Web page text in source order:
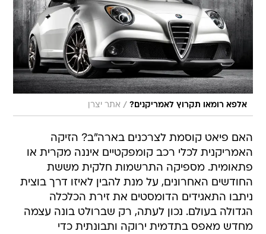
אלפא רומאו תקרוץ לאמריקנים? / אתר יצרן
האם פיאט קוסמת לצרכנים בארה"ב? הזיקה
האמריקנית לכלי רכב קומפקטיים איננה מקרית או
פתאומית. מספיקה התרשמות חלקית מששת
החודשים האחרונים, על מנת להבין לאיזו דרך בוצית
ניתבו התאגידים הדומסטים את זירת הכלכלה
הגדולה בעולם. נכון לעתה, רק שברולט בונה עצמה
מחדש מאפס בתדמית ירוקה ותבונתית כדי